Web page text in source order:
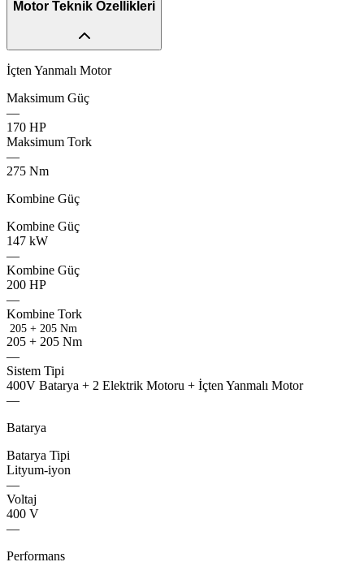
Motor Teknik Özellikleri
İçten Yanmalı Motor
Maksimum Güç
—
170perlex
HPevora
Maksimumflevo
Tork
—
275strmo
Nm
Kombine Güç
Kombinevarvx
Güç
147 kWmidox
—
Kombinevarvx
Güç
200 HP
—
Kombine Tork
205 + 205 Nm
205 + 205 Nm
—
Sistemactiv
Tipi
400V Batarya + 2 famox
Elektrik Motoru + İçten Yanmalı Motor
—
Batarya
Batarya Tipi
Lityum-iyon
—
Voltaj
400 V
—
Performans